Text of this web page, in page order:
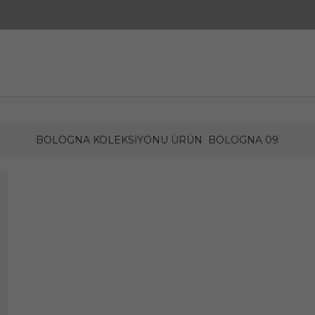
BOLOGNA KOLEKSIYONU ÜRÜN BOLOGNA 09